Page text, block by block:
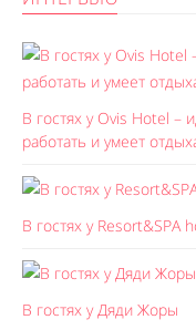
В гостях у Ovis Hotel –
работать и умеет
В гостях у Resort&SPA
В гостях у Дяди Жоры